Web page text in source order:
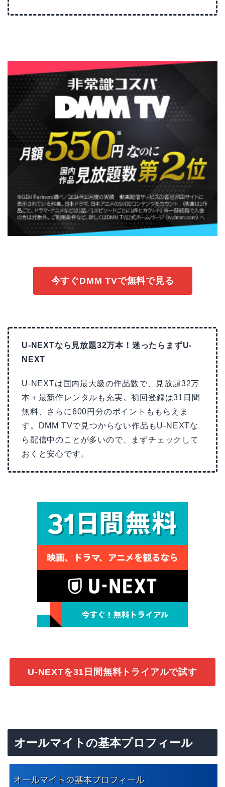
今すぐDMM TVで無料で見る
U-NEXTなら見放題32万本！迷ったらまずU-
NEXT
U-NEXTは国内最大級の作品数で、見放題32万
本＋最新作レンタルも充実。初回登録は31日間
無料、さらに600円分のポイントももらえま
す。DMM TVで見つからない作品もU-NEXTな
ら配信中のことが多いので、まずチェックして
おくと安心です。
U-NEXTを31日間無料トライアルで試す
オールマイトの基本プロフィール